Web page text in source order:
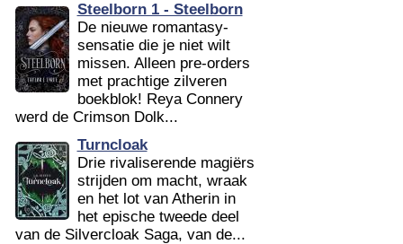
Steelborn 1 - Steelborn
De nieuwe romantasy-
sensatie die je niet wilt
missen. Alleen pre-orders
met prachtige zilveren
boekblok! Reya Connery
werd de Crimson Dolk...
Turncloak
Drie rivaliserende magiërs
strijden om macht, wraak
en het lot van Atherin in
het epische tweede deel
van de Silvercloak Saga, van de...